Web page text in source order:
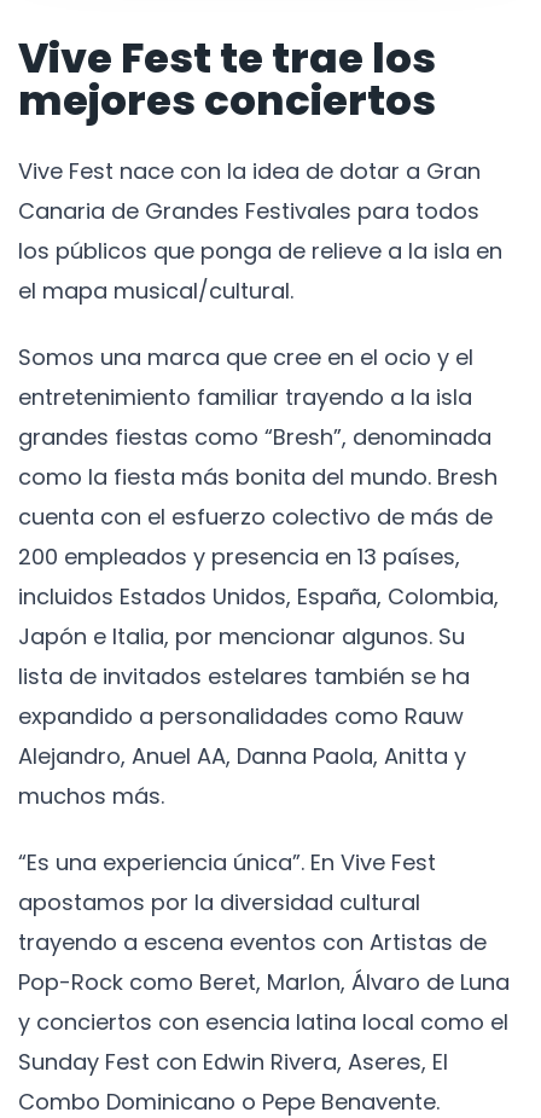
Vive Fest te trae los
mejores conciertos
Vive Fest nace con la idea de dotar a Gran
Canaria de Grandes Festivales para todos
los públicos que ponga de relieve a la isla en
el mapa musical/cultural.
Somos una marca que cree en el ocio y el
entretenimiento familiar trayendo a la isla
grandes fiestas como “Bresh”, denominada
como la fiesta más bonita del mundo. Bresh
cuenta con el esfuerzo colectivo de más de
200 empleados y presencia en 13 países,
incluidos Estados Unidos, España, Colombia,
Japón e Italia, por mencionar algunos. Su
lista de invitados estelares también se ha
expandido a personalidades como Rauw
Alejandro, Anuel AA, Danna Paola, Anitta y
muchos más.
“Es una experiencia única”. En Vive Fest
apostamos por la diversidad cultural
trayendo a escena eventos con Artistas de
Pop-Rock como Beret, Marlon, Álvaro de Luna
y conciertos con esencia latina local como el
Sunday Fest con Edwin Rivera, Aseres, El
Combo Dominicano o Pepe Benavente.